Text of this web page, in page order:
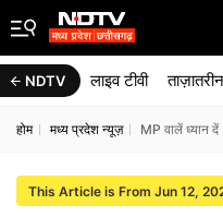
NDTV लाइव टीवी ताज़ातरीन
होम मध्य प्रदेश न्यूज़ MP वालें ध्यान दें
This Article is From Jun 12,